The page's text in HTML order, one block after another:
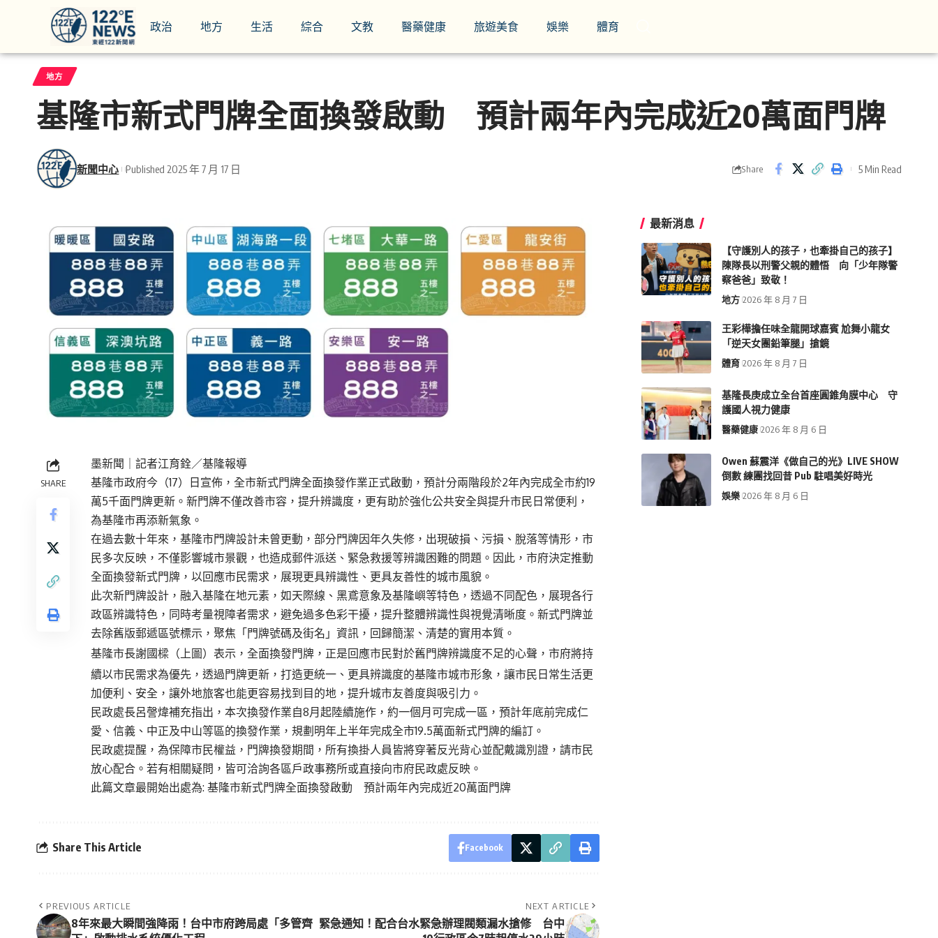
政治 地方 生活 綜合 文教 醫藥健康 旅遊美食 娛樂 體育
地方
基隆市新式門牌全面換發啟動 預計兩年內完成近20萬面門牌
新聞中心 Published 2025 年 7 月 17 日 Share 5 Min Read
SHARE
墨新聞 ｜記者江育銓／基隆報導
基隆市政府今（17）日宣佈，全市新式門牌全面換發作業正式啟動，預計分兩階段於2年內完成全市約19
萬5千面門牌更新。新門牌不僅改善市容，提升辨識度，更有助於強化公共安全與提升市民日常便利，
為基隆市再添新氣象。
在過去數十年來，基隆市門牌設計未曾更動，部分門牌因年久失修，出現破損、污損、脫落等情形，市
民多次反映，不僅影響城市景觀，也造成郵件派送、緊急救援等辨識困難的問題。因此，市府決定推動
全面換發新式門牌，以回應市民需求，展現更具辨識性、更具友善性的城市風貌。
此次新門牌設計，融入基隆在地元素，如天際線、黑鳶意象及基隆嶼等特色，透過不同配色，展現各行
政區辨識特色，同時考量視障者需求，避免過多色彩干擾，提升整體辨識性與視覺清晰度。新式門牌並
去除舊版郵遞區號標示，聚焦「門牌號碼及街名」資訊，回歸簡潔、清楚的實用本質。
基隆市長謝國樑（上圖）表示，全面換發門牌，正是回應市民對於舊門牌辨識度不足的心聲，市府將持
續以市民需求為優先，透過門牌更新，打造更統一、更具辨識度的基隆市城市形象，讓市民日常生活更
加便利、安全，讓外地旅客也能更容易找到目的地，提升城市友善度與吸引力。
民政處長呂謦煒補充指出，本次換發作業自8月起陸續施作，約一個月可完成一區，預計年底前完成仁
愛、信義、中正及中山等區的換發作業，規劃明年上半年完成全市19.5萬面新式門牌的編訂。
民政處提醒，為保障市民權益，門牌換發期間，所有換掛人員皆將穿著反光背心並配戴識別證，請市民
放心配合。若有相關疑問，皆可洽詢各區戶政事務所或直接向市府民政處反映。
此篇文章最開始出處為: 基隆市新式門牌全面換發啟動 預計兩年內完成近20萬面門牌
Share This Article Facebook
PREVIOUS ARTICLE
8年來最大瞬間強降雨！台中市府跨局處「多管齊
NEXT ARTICLE
緊急通知！配合台水緊急辦理閥類漏水搶修 台中
最新消息
【守護別人的孩子，也牽掛自己的孩子】
陳隊長以刑警父親的體悟 向「少年隊警
察爸爸」致敬！
地方 2026 年 8 月 7 日
王彩樺擔任味全龍開球嘉賓 尬舞小龍女
「逆天女團鉛筆腿」搶鏡
體育 2026 年 8 月 7 日
基隆長庚成立全台首座圓錐角膜中心 守
護國人視力健康
醫藥健康 2026 年 8 月 6 日
Owen 蘇震洋《做自己的光》LIVE SHOW
倒數 練團找回昔 Pub 駐唱美好時光
娛樂 2026 年 8 月 6 日